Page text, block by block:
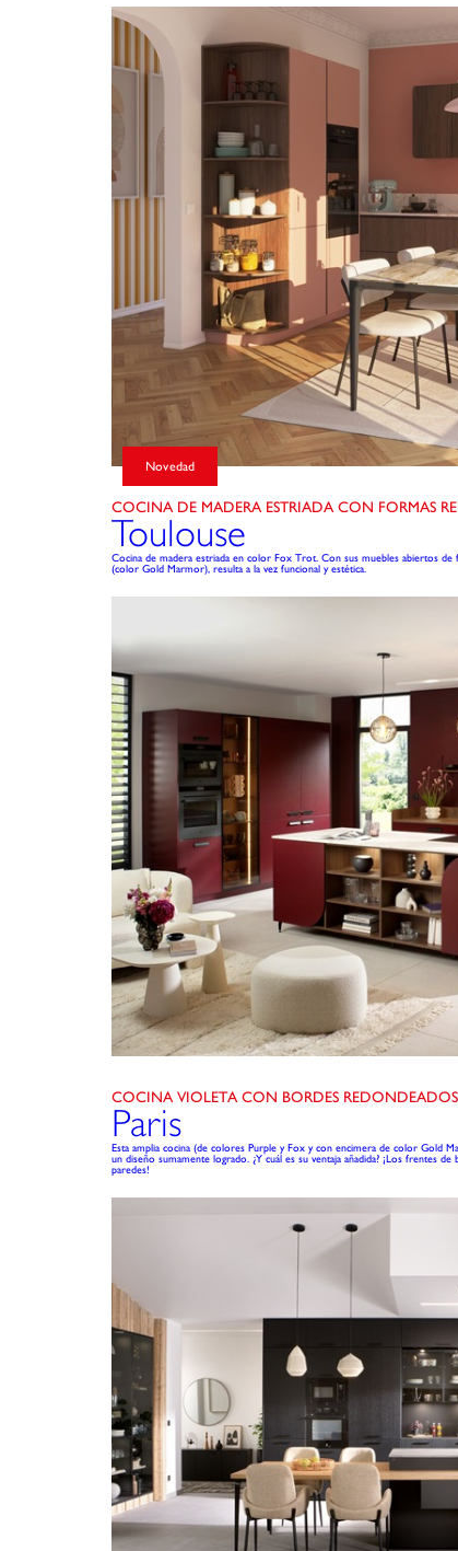
COCINA DE MADERA ESTRIADA CON FORMAS
Novedad
Toulouse
Cocina de madera estriada en color Fox Trot. Con sus muebles abiertos
(color Gold Marmor), resulta a la vez funcional y estética.
COCINA VIOLETA CON BORDES REDONDEADOS
Paris
Esta amplia cocina (de colores Purple y Fox y con encimera de color Gold
un diseño sumamente logrado. ¿Y cuál es su ventaja añadida? ¡Los frentes
paredes!